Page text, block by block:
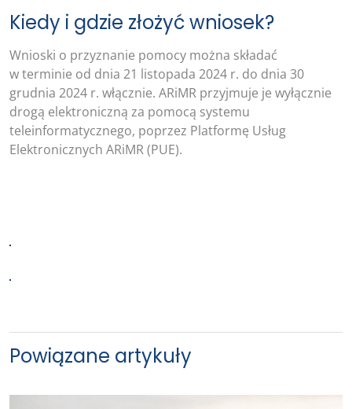
Kiedy i gdzie złożyć wniosek?
Wnioski o przyznanie pomocy można składać
w terminie od dnia 21 listopada 2024 r. do dnia 30
grudnia 2024 r. włącznie. ARiMR przyjmuje je wyłącznie
drogą elektroniczną za pomocą systemu
teleinformatycznego, poprzez Platformę Usług
Elektronicznych ARiMR (PUE).
Powiązane artykuły